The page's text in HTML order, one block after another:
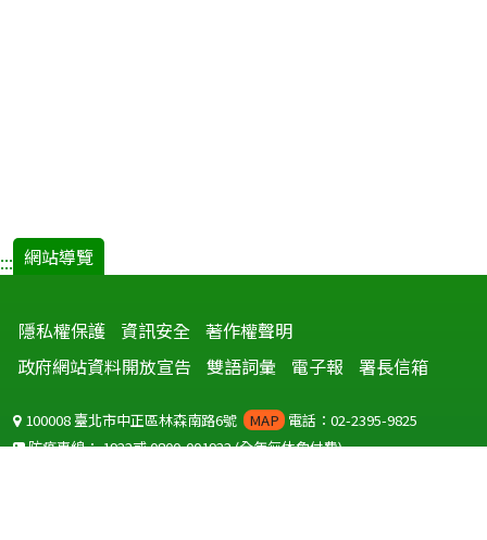
::: 網站導覽
隱私權保護 資訊安全 著作權聲明
政府網站資料開放宣告
雙語詞彙 電子報 署長信箱
100008 臺北市中正區林森南路6號 MAP 電話：02-2395-9825
防疫專線：1922或0800-001922(全年無休免付費)